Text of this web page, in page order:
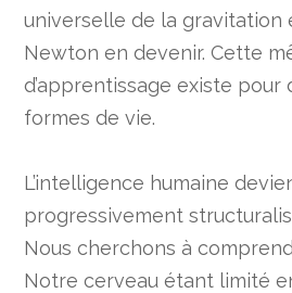
universelle de la gravitation
Newton en devenir. Cette
d’apprentissage existe pour
formes de vie.
L’intelligence humaine
progressivement
Nous cherchons à
Notre cerveau étant limité